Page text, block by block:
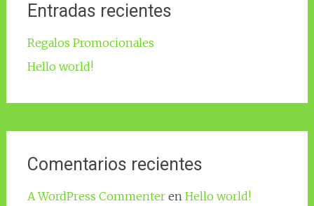
Entradas recientes
Regalos Promocionales
Hello world!
Comentarios recientes
A WordPress Commenteren Hello world!